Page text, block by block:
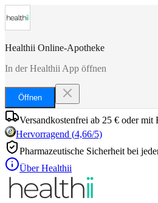
Healthii Online-Apotheke
In der Healthii App öffnen
Öffnen
Versandkostenfrei ab 25 € oder mit
Hervorragend (4,66/5)
Pharmazeutische Sicherheit bei
Über Healthii